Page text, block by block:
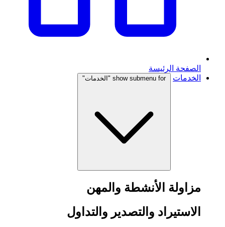
الصفحة الرئيسة
الخدمات
show submenu for "الخدمات"
مزاولة الأنشطة والمهن
الاستيراد والتصدير والتداول